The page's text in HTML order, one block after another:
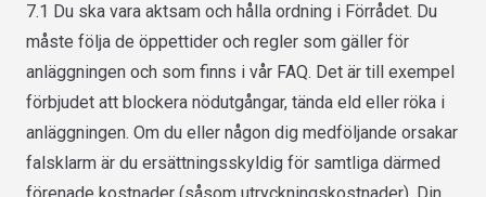
7.1 Du ska vara aktsam och hålla ordning i Förrådet. Du
måste följa de öppettider och regler som gäller för
anläggningen och som finns i vår FAQ. Det är till exempel
förbjudet att blockera nödutgångar, tända eld eller röka i
anläggningen. Om du eller någon dig medföljande orsakar
falsklarm är du ersättningsskyldig för samtliga därmed